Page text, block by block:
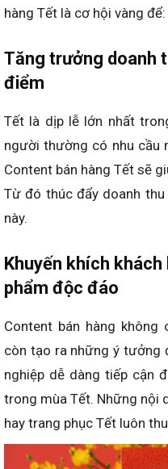
hàng Tết là cơ hội vàng để:
Tăng trưởng doanh
điểm
Tết là dịp lễ lớn nhất
người thường có nhu cầu
Content bán hàng Tết sẽ
Từ đó thúc đẩy doanh
này.
Khuyến khích
phẩm độc đáo
Content bán hàng
còn tạo ra những ý tưởng
nghiệp dễ dàng tiếp cận
trong mùa Tết. Những nội
hay trang phục Tết luôn